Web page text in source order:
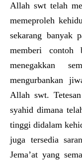
Allah swt telah
memeproleh
sekarang banyak
memberi contoh
menegakkan
mengurbankan
Allah swt.
syahid dimana
tinggi didalam
juga tersedia
Jema’at yang